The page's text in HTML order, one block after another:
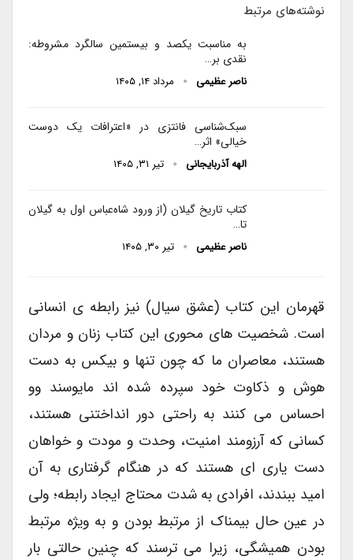
نوشته‌های مرتبط
به مناسبت یکصد و بیستمین سالگرد مشروطه:
نقدی بر…
ناصر عظیمی مرداد ۱۴, ۱۴۰۵
سبک‌شناسی فانتزی در «اعترافات یک دوست
خیالی» اثر…
الهه آذربایجانی تیر ۳۱, ۱۴۰۵
کتاب تاریخ گیلان (از ورود شاه‌عباس اول به گیلان
تا…
ناصر عظیمی تیر ۳۰, ۱۴۰۵
قهرمان این کتاب (عشق سیال) نیز رابطه ی انسانی
است. شخصیت های محوری این کتاب زنان و مردان
هستند، معاصران ما که چون تنها و بیکس به دست
هوش و ذکاوت خود سپرده شده اند مایوسند وو
احساس می کنند به راحتی دور انداختنی هستند،
کسانی که آرزومند امنیت، وحدت و مودت و خواهان
دست یاری ای هستند که در هنگام گرفتاری به آن
امید ببندند، افرادی به شدت محتاج ایجاد رابطه؛ ولی
در عین حال بیمناک از مرتبط بودن و به ویژه مرتبط
بودن همیشگی، زیرا می ترسند که چنین حالتی بار